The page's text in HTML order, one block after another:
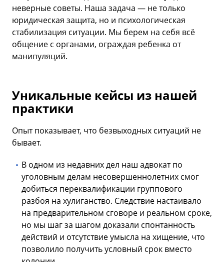
неверные советы. Наша задача — не только
юридическая защита, но и психологическая
стабилизация ситуации. Мы берем на себя всё
общение с органами, ограждая ребенка от
манипуляций.
Уникальные кейсы из нашей
практики
Опыт показывает, что безвыходных ситуаций не
бывает.
В одном из недавних дел наш адвокат по
уголовным делам несовершеннолетних смог
добиться переквалификации группового
разбоя на хулиганство. Следствие настаивало
на предварительном сговоре и реальном сроке,
но мы шаг за шагом доказали спонтанность
действий и отсутствие умысла на хищение, что
позволило получить условный срок вместо